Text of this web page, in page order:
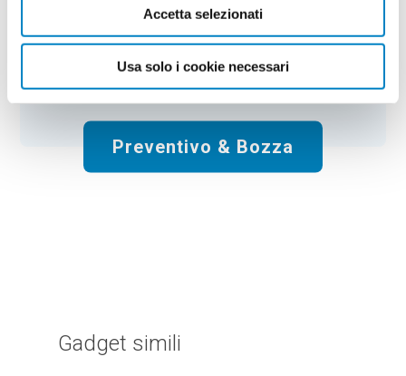
Accetta selezionati
Usa solo i cookie necessari
Spese di spedizione: Gratis
Totale: €351.25+ IVA
Preventivo & Bozza
Gadget simili